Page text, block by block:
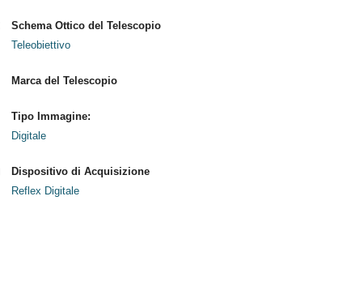
Schema Ottico del Telescopio
Teleobiettivo
Marca del Telescopio
Tipo Immagine:
Digitale
Dispositivo di Acquisizione
Reflex Digitale